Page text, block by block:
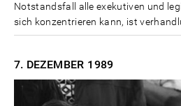
Notstandsfall alle exekutiven und
sich konzentrieren kann, ist
7. DEZEMBER 1989